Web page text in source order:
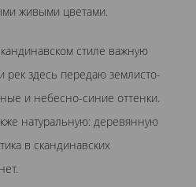
живыми цветами.
стиле важную
рек здесь передаю землисто-
и небесно-синие оттенки.
натуральную: деревянную
в скандинавских